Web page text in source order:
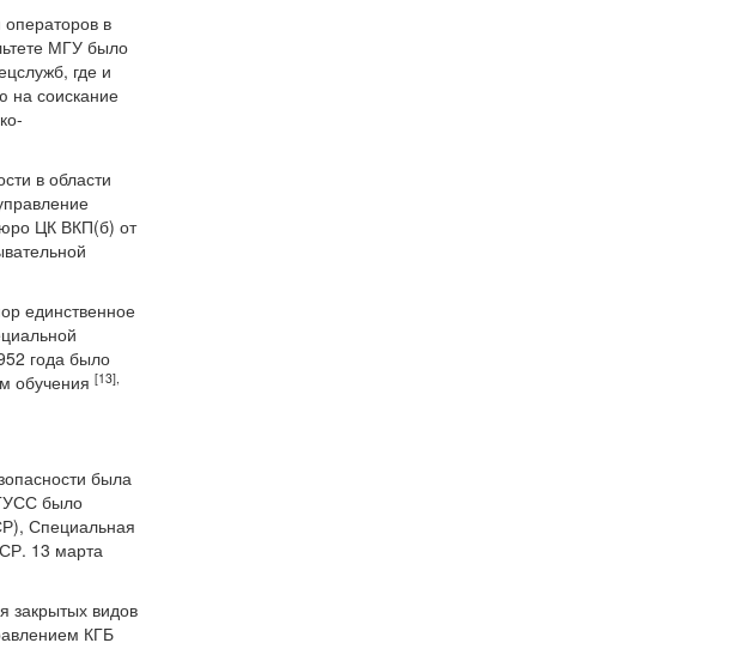
в
МГУ было
где и
на соискание
в области
ЦК ВКП(б) от
единственное
года было
обучения [13],
была
было
Специальная
13 марта
закрытых видов
КГБ